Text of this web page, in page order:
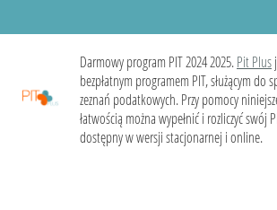
Darmowy program PIT 2024 2025.Pit Plus
bezpłatnym programem PIT, służącym do
zeznań podatkowych. Przy pomocy
łatwością można wypełnić i rozliczyć swój
dostępny w wersji stacjonarnej i online.